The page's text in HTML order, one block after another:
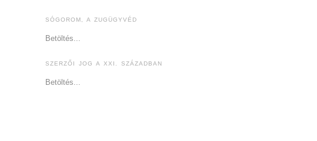
SÓGOROM, A ZUGÜGYVÉD
Betöltés...
SZERZŐI JOG A XXI. SZÁZADBAN
Betöltés...